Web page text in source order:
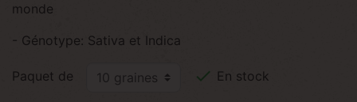
monde
- Génotype: Sativa et Indica
Paquet de  En stock